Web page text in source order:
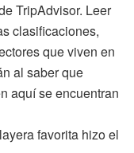
TripAdvisor. Leer
clasificaciones,
que viven en
al saber que
aquí se encuentran
favorita hizo el